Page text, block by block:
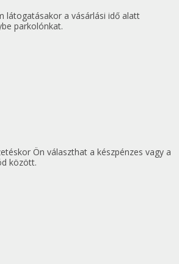
látogatásakor a vásárlási idő alatt
parkolónkat.
Ön választhat a készpénzes vagy a
között.